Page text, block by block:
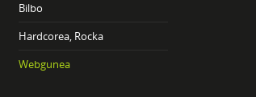
Bilbo
Hardcorea, Rocka
Webgunea